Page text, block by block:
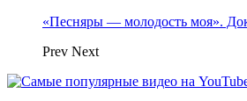
«Песняры — молодость моя».
Prev Next